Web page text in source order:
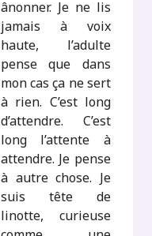
ânonner. Je ne lis
jamais à voix
haute, l’adulte
pense que dans
mon cas ça ne sert
à rien. C’est long
d’attendre. C’est
long l’attente à
attendre. Je pense
à autre chose. Je
suis tête de
linotte, curieuse